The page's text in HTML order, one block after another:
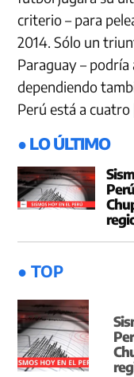
criterio – para
2014. Sólo un
Paraguay – podría
dependiendo
Perú está a
● LO ÚLTIMO
● TOP